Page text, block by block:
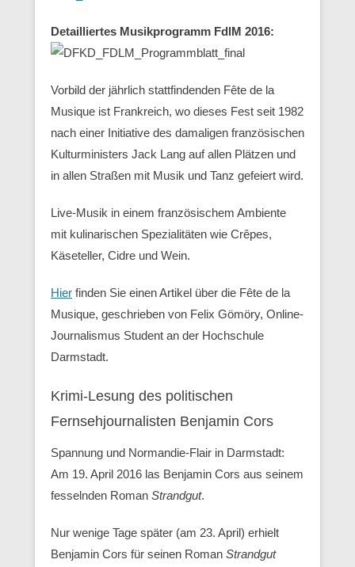
Detailliertes Musikprogramm FdlM 2016:
Vorbild der jährlich stattfindenden Fête de la
Musique ist Frankreich, wo dieses Fest seit 1982
nach einer Initiative des damaligen französischen
Kulturministers Jack Lang auf allen Plätzen und
in allen Straßen mit Musik und Tanz gefeiert wird.
Live-Musik in einem französischem Ambiente
mit kulinarischen Spezialitäten wie Crêpes,
Käseteller, Cidre und Wein.
Hier finden Sie einen Artikel über die Fête de la
Musique, geschrieben von Felix Gömöry, Online-
Journalismus Student an der Hochschule
Darmstadt.
Krimi-Lesung des politischen
Fernsehjournalisten Benjamin Cors
Spannung und Normandie-Flair in Darmstadt:
Am 19. April 2016 las Benjamin Cors aus seinem
fesselnden Roman Strandgut.
Nur wenige Tage später (am 23. April) erhielt
Benjamin Cors für seinen Roman Strandgut